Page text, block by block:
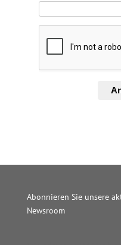
Abonnieren Sie unsere
Newsroom